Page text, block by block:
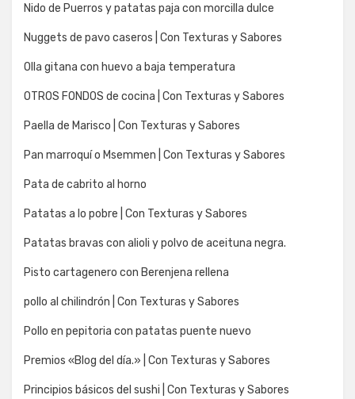
Nido de Puerros y patatas paja con morcilla dulce
Nuggets de pavo caseros | Con Texturas y Sabores
Olla gitana con huevo a baja temperatura
OTROS FONDOS de cocina | Con Texturas y Sabores
Paella de Marisco | Con Texturas y Sabores
Pan marroquí o Msemmen | Con Texturas y Sabores
Pata de cabrito al horno
Patatas a lo pobre | Con Texturas y Sabores
Patatas bravas con alioli y polvo de aceituna negra.
Pisto cartagenero con Berenjena rellena
pollo al chilindrón | Con Texturas y Sabores
Pollo en pepitoria con patatas puente nuevo
Premios «Blog del día.» | Con Texturas y Sabores
Principios básicos del sushi | Con Texturas y Sabores